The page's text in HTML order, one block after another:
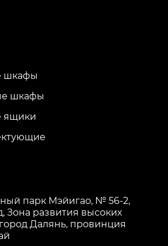
шкафы
шкафы
ящики
парк Мэйигао, № 56-2,
Зона развития высоких
Далянь, провинция